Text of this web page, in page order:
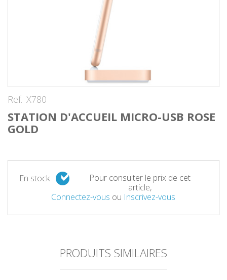
Ref. X780
STATION D'ACCUEIL MICRO-USB ROSE
GOLD
En stock
Pour consulter le prix de cet
article,
Connectez-vous ou Inscrivez-vous
PRODUITS SIMILAIRES